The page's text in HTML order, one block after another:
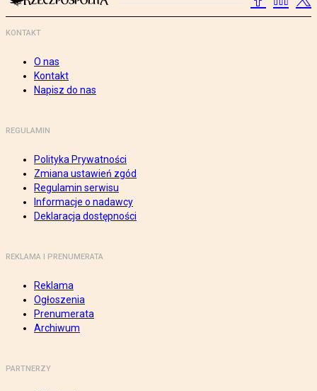
KONTAKT
O nas
Kontakt
Napisz do nas
REGULAMIN
Polityka Prywatności
Zmiana ustawień zgód
Regulamin serwisu
Informacje o nadawcy
Deklaracja dostępności
REKLAMA I PRENUMERATA
Reklama
Ogłoszenia
Prenumerata
Archiwum
PARTNERZY